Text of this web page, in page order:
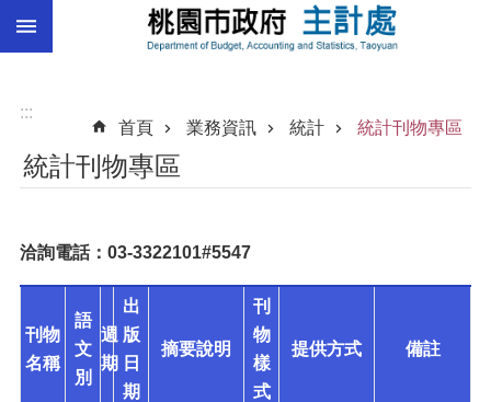
跳到主要內容區塊
計
算
階
搜
尋
:::
首頁
業務資訊 統計 統計刊物專區
統計刊物專區
洽詢電話：03-3322101#5547
刊物
名稱
語
文
別
週
期
出
版
日
期
摘要說明
刊
物
樣
式
提供方式 備註